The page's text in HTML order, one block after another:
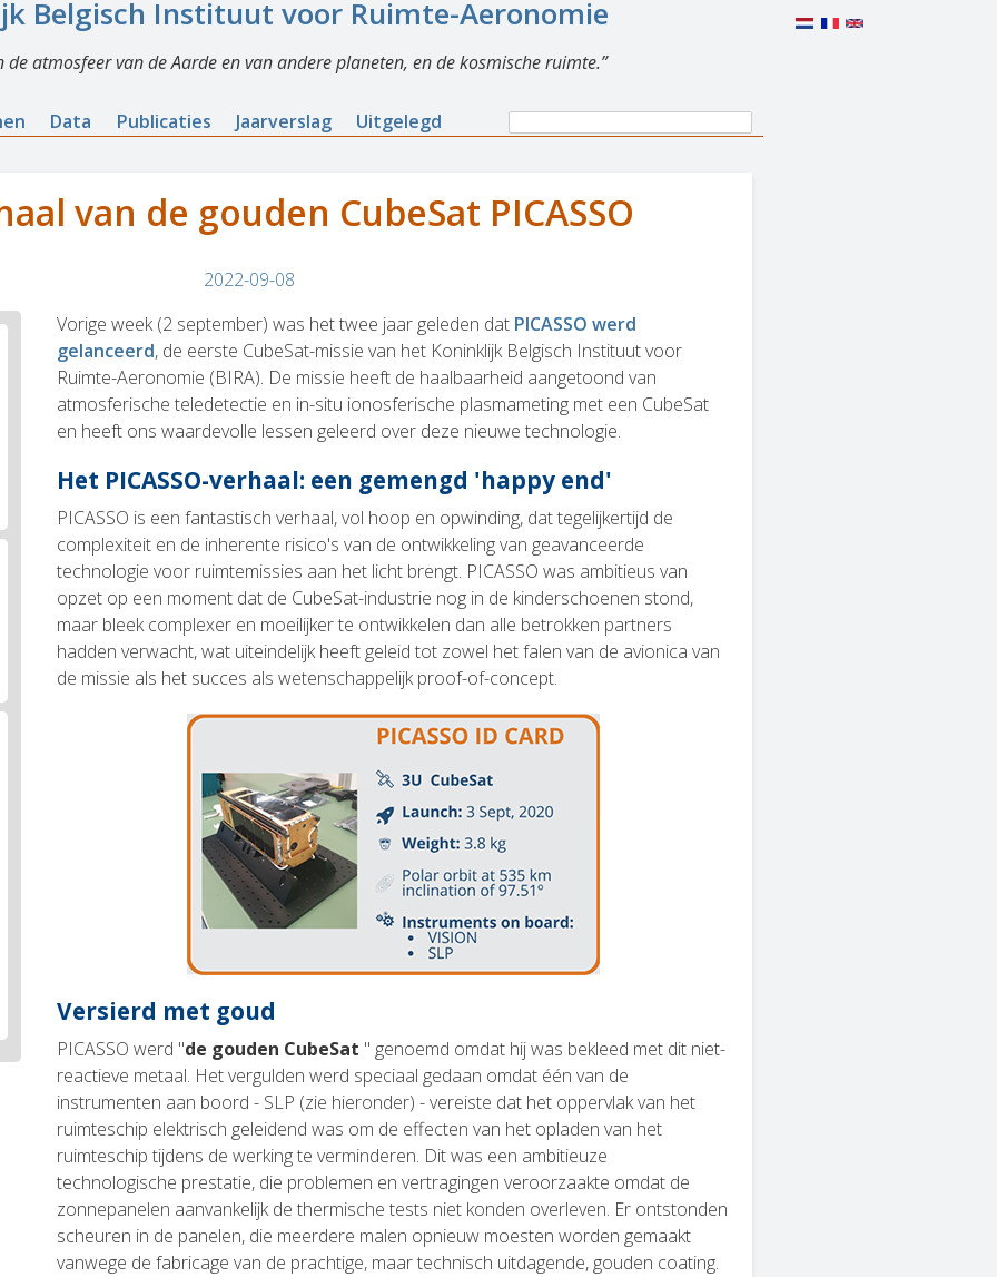
Belgisch Instituut voor Ruimte-Aeronomie
de atmosfeer van de Aarde en van andere planeten, en de kosmische ruimte.
Data Publicaties Jaarverslag Uitgelegd
Search
Search
van de gouden CubeSat PICASSO
2022-09-08
Vorige week (2 september) was het twee jaar geleden dat PICASSO werd
gelanceerd, de eerste CubeSat-missie van het Koninklijk Belgisch Instituut voor
Ruimte-Aeronomie (BIRA). De missie heeft de haalbaarheid aangetoond van
atmosferische teledetectie en in-situ ionosferische plasmameting met een CubeSat
en heeft ons waardevolle lessen geleerd over deze nieuwe technologie.
Het PICASSO-verhaal: een gemengd 'happy end'
PICASSO is een fantastisch verhaal, vol hoop en opwinding, dat tegelijkertijd de
complexiteit en de inherente risico's van de ontwikkeling van geavanceerde
technologie voor ruimtemissies aan het licht brengt. PICASSO was ambitieus van
opzet op een moment dat de CubeSat-industrie nog in de kinderschoenen stond,
maar bleek complexer en moeilijker te ontwikkelen dan alle betrokken partners
hadden verwacht, wat uiteindelijk heeft geleid tot zowel het falen van de avionica van
de missie als het succes als wetenschappelijk proof-of-concept.
Versierd met goud
PICASSO werd "de gouden CubeSat " genoemd omdat hij was bekleed met dit niet-
reactieve metaal. Het vergulden werd speciaal gedaan omdat één van de
instrumenten aan boord - SLP (zie hieronder) - vereiste dat het oppervlak van het
ruimteschip elektrisch geleidend was om de effecten van het opladen van het
ruimteschip tijdens de werking te verminderen. Dit was een ambitieuze
technologische prestatie, die problemen en vertragingen veroorzaakte omdat de
zonnepanelen aanvankelijk de thermische tests niet konden overleven. Er ontstonden
scheuren in de panelen, die meerdere malen opnieuw moesten worden gemaakt
vanwege de fabricage van de prachtige, maar technisch uitdagende, gouden coating.